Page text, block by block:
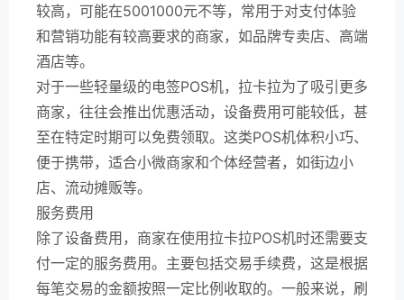
较高，可能在5001000元不等，常用于对支付体验
和营销功能有较高要求的商家，如品牌专卖店、高端
酒店等。
对于一些轻量级的电签POS机，拉卡拉为了吸引更多
商家，往往会推出优惠活动，设备费用可能较低，甚
至在特定时期可以免费领取。这类POS机体积小巧、
便于携带，适合小微商家和个体经营者，如街边小
店、流动摊贩等。
服务费用
除了设备费用，商家在使用拉卡拉POS机时还需要支
付一定的服务费用。主要包括交易手续费，这是根据
每笔交易的金额按照一定比例收取的。一般来说，刷